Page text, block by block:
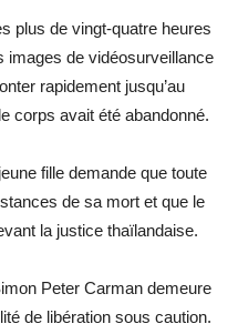
plus de vingt-quatre heures
images de vidéosurveillance
rapidement jusqu’au
corps avait été abandonné.
fille demande que toute
de sa mort et que le
la justice thaïlandaise.
Peter Carman demeure
de libération sous caution.